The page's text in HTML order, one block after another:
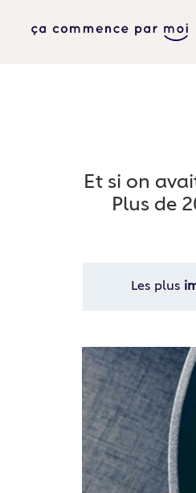
Et si on
Plus de
Les plus